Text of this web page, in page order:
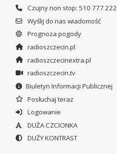
Czujny non stop: 510 777 222
Wyślij do nas wiadomość
Prognoza pogody
radioszczecin.pl
radioszczecinextra.pl
radioszczecin.tv
Biuletyn Informacji Publicznej
Posłuchaj teraz
Logowanie
DUŻA CZCIONKA
DUŻY KONTRAST